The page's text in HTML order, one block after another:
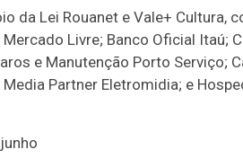
da Lei Rouanet e Vale+
Livre; Banco Oficial Itaú;
e Manutenção Porto Serviço;
Partner Eletromidia; e